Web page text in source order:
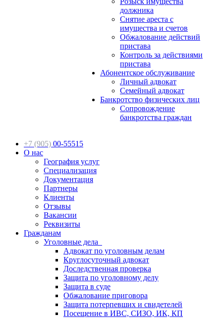
должника
Снятие ареста с
имущества и счетов
Обжалование действий
пристава
Контроль за действиями
пристава
Абонентское обслуживание
Личный адвокат
Семейный адвокат
Банкротство физических лиц
Сопровождение
банкротства граждан
+7 (905) 00-55515
О нас
География услуг
Специализация
Документация
Партнеры
Клиенты
Отзывы
Вакансии
Реквизиты
Гражданам
Уголовные дела
Адвокат по уголовным делам
Круглосуточный адвокат
Доследственная проверка
Защита по уголовному делу
Защита в суде
Обжалование приговора
Защита потерпевших и свидетелей
Посещение в ИВС, СИЗО, ИК, КП